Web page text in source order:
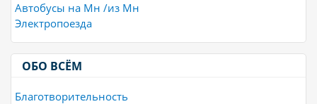
Автобусы на Мн /из Мн
Электропоезда
ОБО ВСЁМ
Благотворительность